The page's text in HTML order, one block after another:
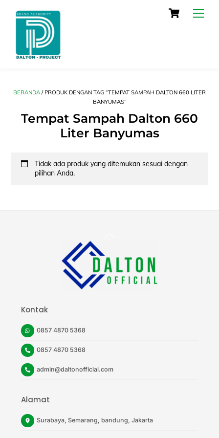
Cart
BERANDA / PRODUK DENGAN TAG “TEMPAT SAMPAH DALTON 660 LITER
BANYUMAS”
Tempat Sampah Dalton 660
Liter Banyumas
Tidak ada produk yang ditemukan sesuai dengan
pilihan Anda.
Kontak
0857 4870 5368
0857 4870 5368
admin@daltonofficial.com
Alamat
Surabaya, Semarang, bandung, Jakarta